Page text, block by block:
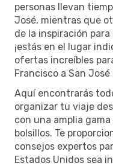
personas llevan
José, mientras que
de la inspiración
¡estás en el lugar
ofertas increíbles
Francisco a San
Aquí encontrarás
organizar tu viaje
con una amplia
bolsillos. Te
consejos expertos
Estados Unidos sea